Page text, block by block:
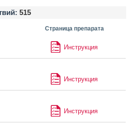
515
Страница препарата
Инструкция
Инструкция
Инструкция